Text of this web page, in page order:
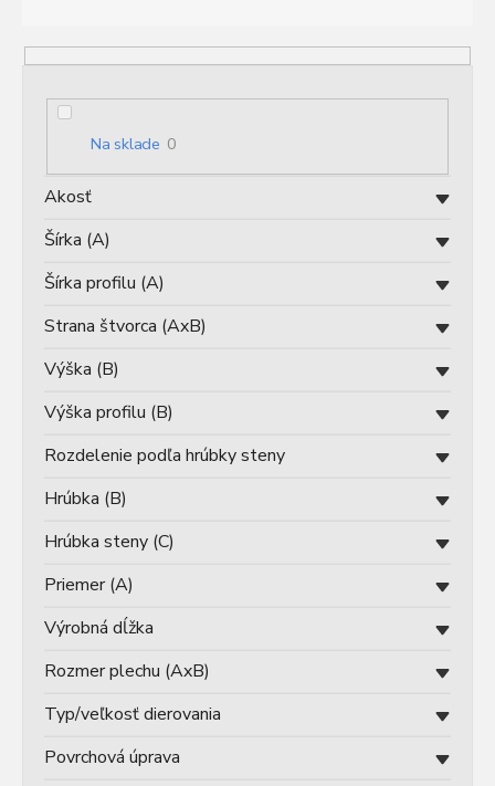
e
Na sklade 0
Akosť
Hrúbka (B)
Hrúbka steny (C)
Povrchová úprava
Priemer (A)
Rozdelenie podľa hrúbky steny
Rozmer plechu (AxB)
Strana štvorca (AxB)
Šírka (A)
Šírka profilu (A)
Typ/veľkosť dierovania
Výrobná dĺžka
Výška (B)
Výška profilu (B)